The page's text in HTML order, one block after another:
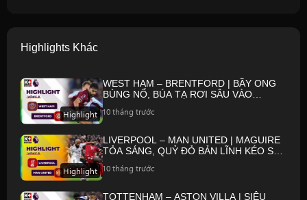
Highlights Khác
Highlight
WEST HAM – BRENTFORD | BẦY ONG
BÙNG NỔ, BÚA TẠ RƠI SÂU VÀO
25/26
10 tháng trước
Highlight
LIVERPOOL – MAN UNITED | MAGUIRE
TỎA SÁNG, QUỶ ĐỎ BẢN LĨNH KÉO SẬP
10 tháng trước
TOTTENHAM – ASTON VILLA | SIÊU